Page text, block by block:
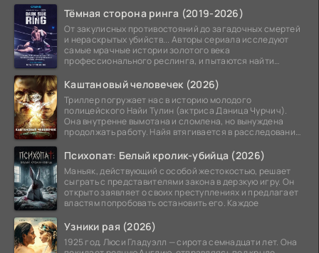
Тёмная сторона ринга (2019-2026)
От закулисных противостояний до загадочных смертей
и нераскрытых убийств... Авторы сериала исследуют
самые мрачные истории золотого века
профессионального реслинга, и пытаются найти
Каштановый человечек (2026)
Триллер погружает нас в историю молодого
полицейского Найи Тулин (актриса Даница Чурчич).
Она внутренне вымотана и сломлена, но вынуждена
продолжать работу. Найя втягивается в расследование
Психопат: Белый кролик-убийца (2026)
Маньяк, действующий с особой жестокостью, решает
сыграть с представителями закона в дерзкую игру. Он
открыто заявляет о своих преступлениях и предлагает
властям попробовать остановить его. Каждое
Узники рая (2026)
1925 год. Люси Гладуэлл — сирота семнадцати лет. Она